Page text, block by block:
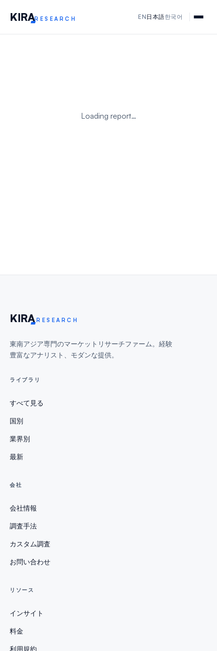
KIRARESEARCH EN 日本語한국어
Loading report…
KIRA RESEARCH
東南アジア専門のマーケットリサーチファーム。経験
豊富なアナリスト、モダンな提供。
ライブラリ
すべて見る
国別
業界別
最新
会社
会社情報
調査手法
カスタム調査
お問い合わせ
リソース
インサイト
料金
利用規約